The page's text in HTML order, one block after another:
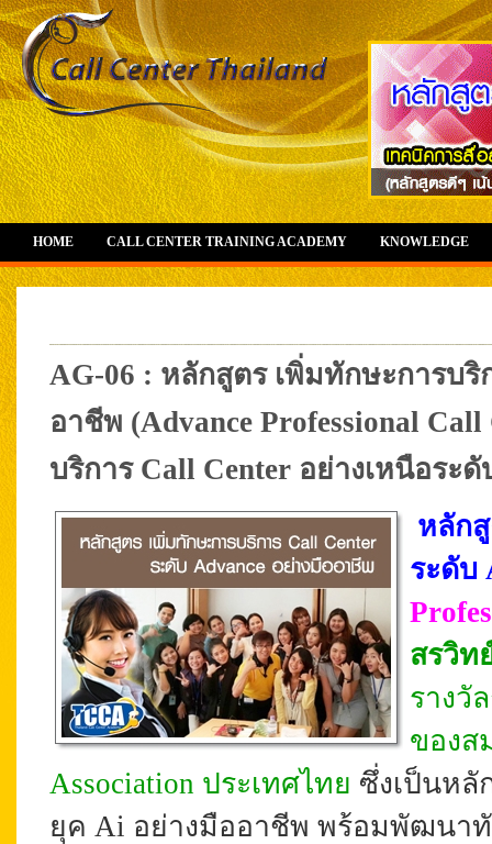
HOME CALL CENTER TRAINING ACADEMY KNOWLEDGE
AG-06 : หลักสูตร เพิ่มทักษะการบริ
อาชีพ (Advance Professional
บริการ Call Center อย่างเหนือระดั
หลัก
ระดับ
สรวิท
รางวั
ของส
Association ประเทศไทย ซึ่งเป็นหลั
ยุค Ai อย่างมืออาชีพ พร้อมพัฒนา